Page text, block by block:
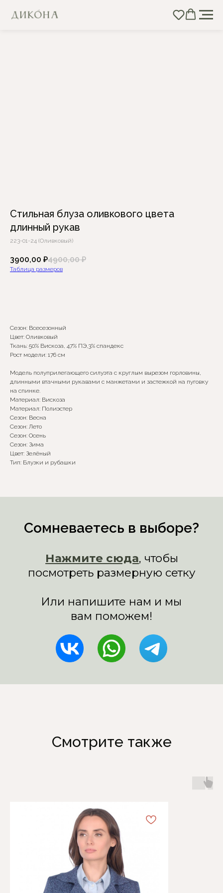
Стильная блуза оливкового цвета
длинный рукав
223-01-24 (Оливковый)
3900,00 ₽4900,00 ₽
Таблица размеров
Сезон: Всесезонный
Цвет: Оливковый
Ткань: 50% Вискоза, 47% ПЭ,3% спандекс
Рост модели: 176 см
Модель полуприлегающего силуэта с круглым вырезом горловины,
длинными втачными рукавами с манжетами и застежкой на пуговку
на спинке.
Материал: Вискоза
Материал: Полиэстер
Сезон: Весна
Сезон: Лето
Сезон: Осень
Сезон: Зима
Цвет: Зелёный
Тип: Блузки и рубашки
Сомневаетесь в выборе?
Нажмите сюда
посмотреть размерную сетку
Или напишите нам и мы
Смотрите также